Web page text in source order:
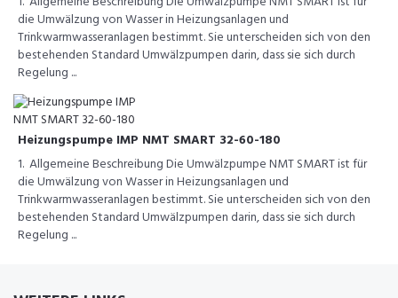
die Umwälzung von Wasser in Heizungsanlagen und
Trinkwarmwasseranlagen bestimmt. Sie unterscheiden sich von den
bestehenden Standard Umwälzpumpen darin, dass sie sich durch
Regelung ...
Heizungspumpe IMP NMT SMART 32-60-180
1. Allgemeine Beschreibung Die Umwälzpumpe NMT SMART ist für
die Umwälzung von Wasser in Heizungsanlagen und
Trinkwarmwasseranlagen bestimmt. Sie unterscheiden sich von den
bestehenden Standard Umwälzpumpen darin, dass sie sich durch
Regelung ...